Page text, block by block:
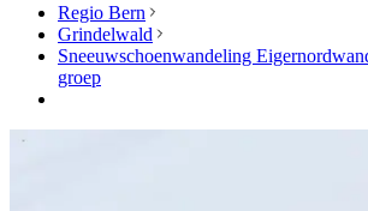
Regio Bern
Grindelwald
Sneeuwschoenwandeling
groep